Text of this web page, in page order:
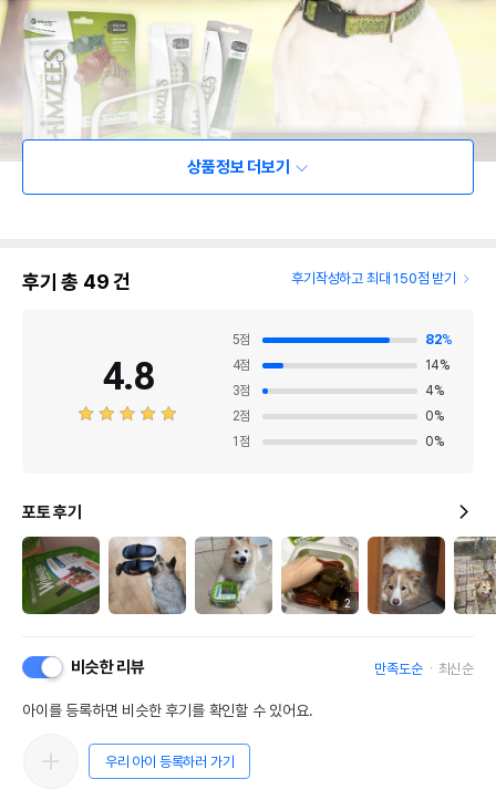
상품정보 더보기
후기 총 49건 후기작성하고 최대 150점 받기
4.8
5점 82%
4점 14%
3점 4%
2점 0%
1 점 0%
포토 후기
2
비슷한 리뷰 만족도순 최신순
아이를 등록하면 비슷한 후기를 확인할 수 있어요.
우리 아이 등록하러 가기